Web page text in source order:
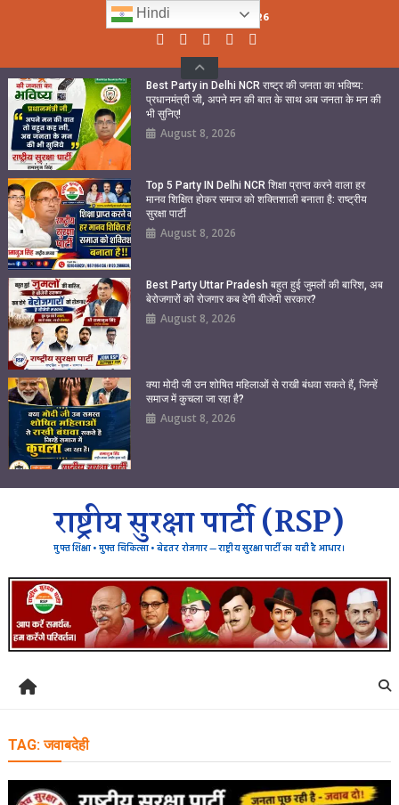
Sunday, August 09, 2026
Best Party in Delhi NCR राष्ट्र की जनता का भविष्य:
प्रधानमंत्री जी, अपने मन की बात के साथ अब जनता के मन की
भी सुनिए!
August 8, 2026
Top 5 Party IN Delhi NCR शिक्षा प्राप्त करने वाला हर
मानव शिक्षित होकर समाज को शक्तिशाली बनाता है: राष्ट्रीय
सुरक्षा पार्टी
August 8, 2026
Best Party Uttar Pradesh बहुत हुई जुमलों की बारिश, अब
बेरोजगारों को रोजगार कब देगी बीजेपी सरकार?
August 8, 2026
क्या मोदी जी उन शोषित महिलाओं से राखी बंधवा सकते हैं, जिन्हें
समाज में कुचला जा रहा है?
August 8, 2026
राष्ट्रीय सुरक्षा पार्टी (RSP)
मुफ्त शिक्षा • मुफ्त चिकित्सा • बेहतर रोजगार — राष्ट्रीय सुरक्षा पार्टी का यही है आधार।
TAG:जवाबदेही
Hindi